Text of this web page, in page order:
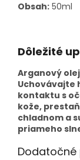
Obsah: 50ml
Dôležité
Arganový
Uchovávajte
kontaktu s
kože,
chladnom a
priameho